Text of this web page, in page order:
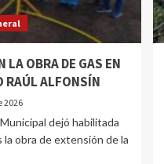
LA OBRA DE GAS EN
RAÚL ALFONSÍN
2026
dejó habilitada
obra de extensión de la